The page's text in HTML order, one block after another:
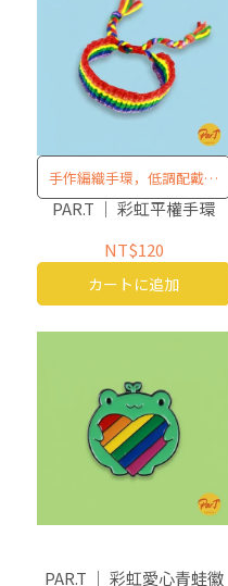
手作編織手環，低調配戴清
楚表態
PAR.T ｜ 彩虹平權手環
NT$120
カートに追加
PAR.T ｜ 彩虹愛心青蛙徽